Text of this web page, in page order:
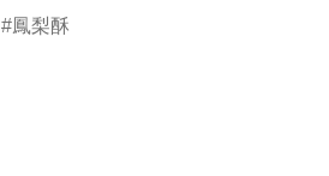
鳳梨酥